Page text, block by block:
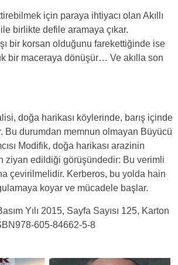
için paraya ihtiyacı olan Akıllı
birlikte defile aramaya çıkar.
bir korsan olduğunu farekettiğinde ise
bir maceraya dönüşür… Ve akılla son
doğa harikası köylerinde, barış içinde
Bu durumdan memnun olmayan Büyücü
Modifik, doğa harikası arazinin
ziyan edildiği görüşündedir: Bu verimli
çevirilmelidir. Kerberos, bu yolda hain
koyar ve mücadele başlar.
Yılı 2015, Sayfa Sayısı 125, Karton
605-84662-5-8